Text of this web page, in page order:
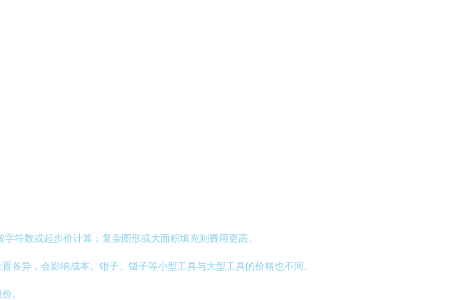
符数或起步价计算；复杂图形或大面积填充则费用更高。
各异，会影响成本。钳子、镊子等小型工具与大型工具的价格也不同。
。